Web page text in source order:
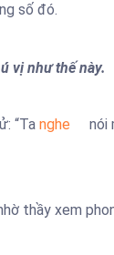
số đó.
vị như thế này.
“Ta nghe
nói
thầy xem